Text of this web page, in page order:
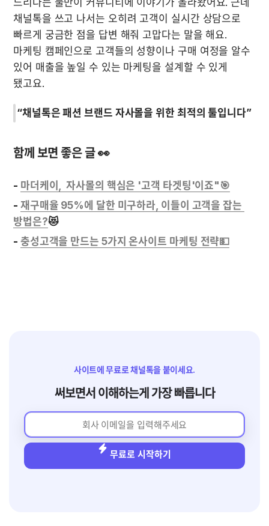
느리다는 불만이 커뮤니티에 이야기가 올라왔어요. 근데
채널톡을 쓰고 나서는 오히려 고객이 실시간 상담으로
빠르게 궁금한 점을 답변 해줘 고맙다는 말을 해요.
마케팅 캠페인으로 고객들의 성향이나 구매 여정을 알수
있어 매출을 높일 수 있는 마케팅을 설계할 수 있게
됐고요.
“채널톡은 패션 브랜드 자사몰을 위한 최적의 툴입니다”
함께 보면 좋은 글 👀
- 마더케이,  자사몰의 핵심은 '고객 타겟팅'이죠"🎯
- 재구매율 95%에 달한 미구하라, 이들이 고객을 잡는
방법은?😻
-
사이트에 무료로 채널톡을 붙이세요.
써보면서 이해하는게 가장 빠릅니다
무료로 시작하기